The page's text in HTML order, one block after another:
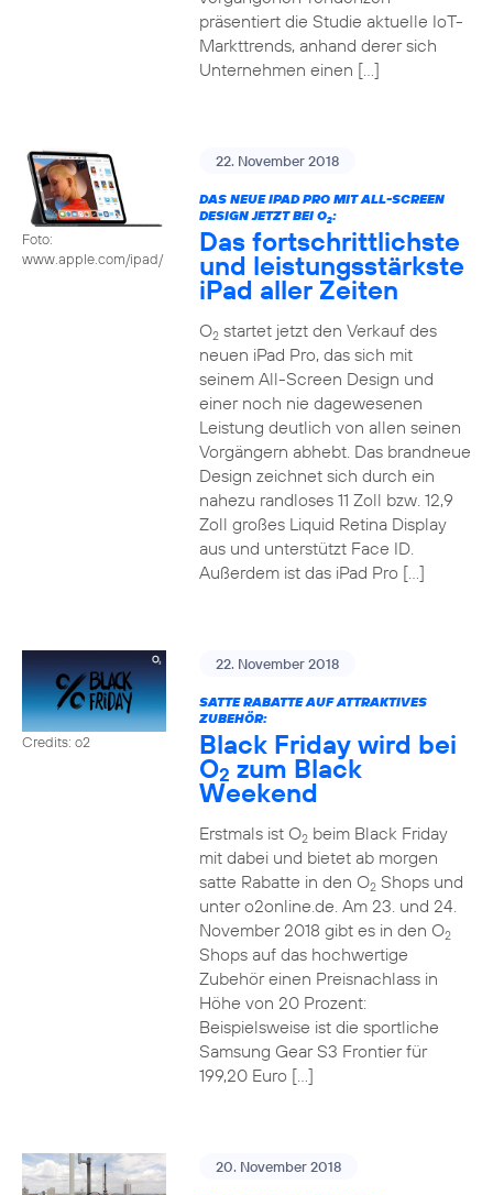
präsentiert die Studie aktuelle IoT-
Markttrends, anhand derer sich
Unternehmen einen […]
Foto:
www.apple.com/ipad/
22. November 2018
DAS NEUE IPAD PRO MIT ALL-SCREEN
DESIGN JETZT BEI O2:
Das fortschrittlichste
und leistungsstärkste
iPad aller Zeiten
O2startet jetzt den Verkauf des
neuen iPad Pro, das sich mit
seinem All-Screen Design und
einer noch nie dagewesenen
Leistung deutlich von allen seinen
Vorgängern abhebt. Das brandneue
Design zeichnet sich durch ein
nahezu randloses 11 Zoll bzw. 12,9
Zoll großes Liquid Retina Display
aus und unterstützt Face ID.
Außerdem ist das iPad Pro […]
Credits: o2
22. November 2018
SATTE RABATTE AUF ATTRAKTIVES
ZUBEHÖR:
Black Friday wird bei
O2 zum Black
Weekend
Erstmals ist O2beim Black Friday
mit dabei und bietet ab morgen
satte Rabatte in den O2Shops und
unter o2online.de. Am 23. und 24.
November 2018 gibt es in den O2
Shops auf das hochwertige
Zubehör einen Preisnachlass in
Höhe von 20 Prozent:
Beispielsweise ist die sportliche
Samsung Gear S3 Frontier für
199,20 Euro […]
20. November 2018